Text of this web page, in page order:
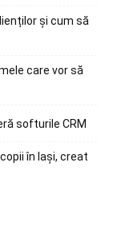
și cum să
care vor să
softurile CRM
în Iași, creat